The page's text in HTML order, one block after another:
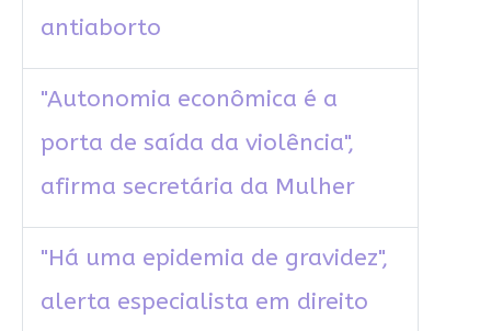
antiaborto
"Autonomia econômica é a
porta de saída da violência",
afirma secretária da Mulher
"Há uma epidemia de gravidez",
alerta especialista em direito